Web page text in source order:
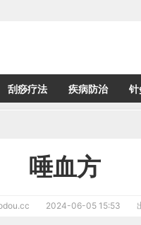
刮痧疗法 疾病防治 针
唾血方
2024-06-05 15:53